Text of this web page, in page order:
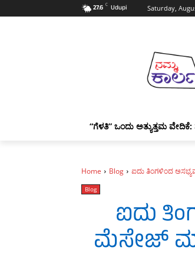
27.6 C Udupi Saturday,
“ಗೆಳತಿ” ಒಂದು ಅತ್ಯುತ್ತಮ
Home Blog ಐದು ತಿಂಗಳಿಂದ
Blog
ಐದು
ಮೆಸೇಜ್